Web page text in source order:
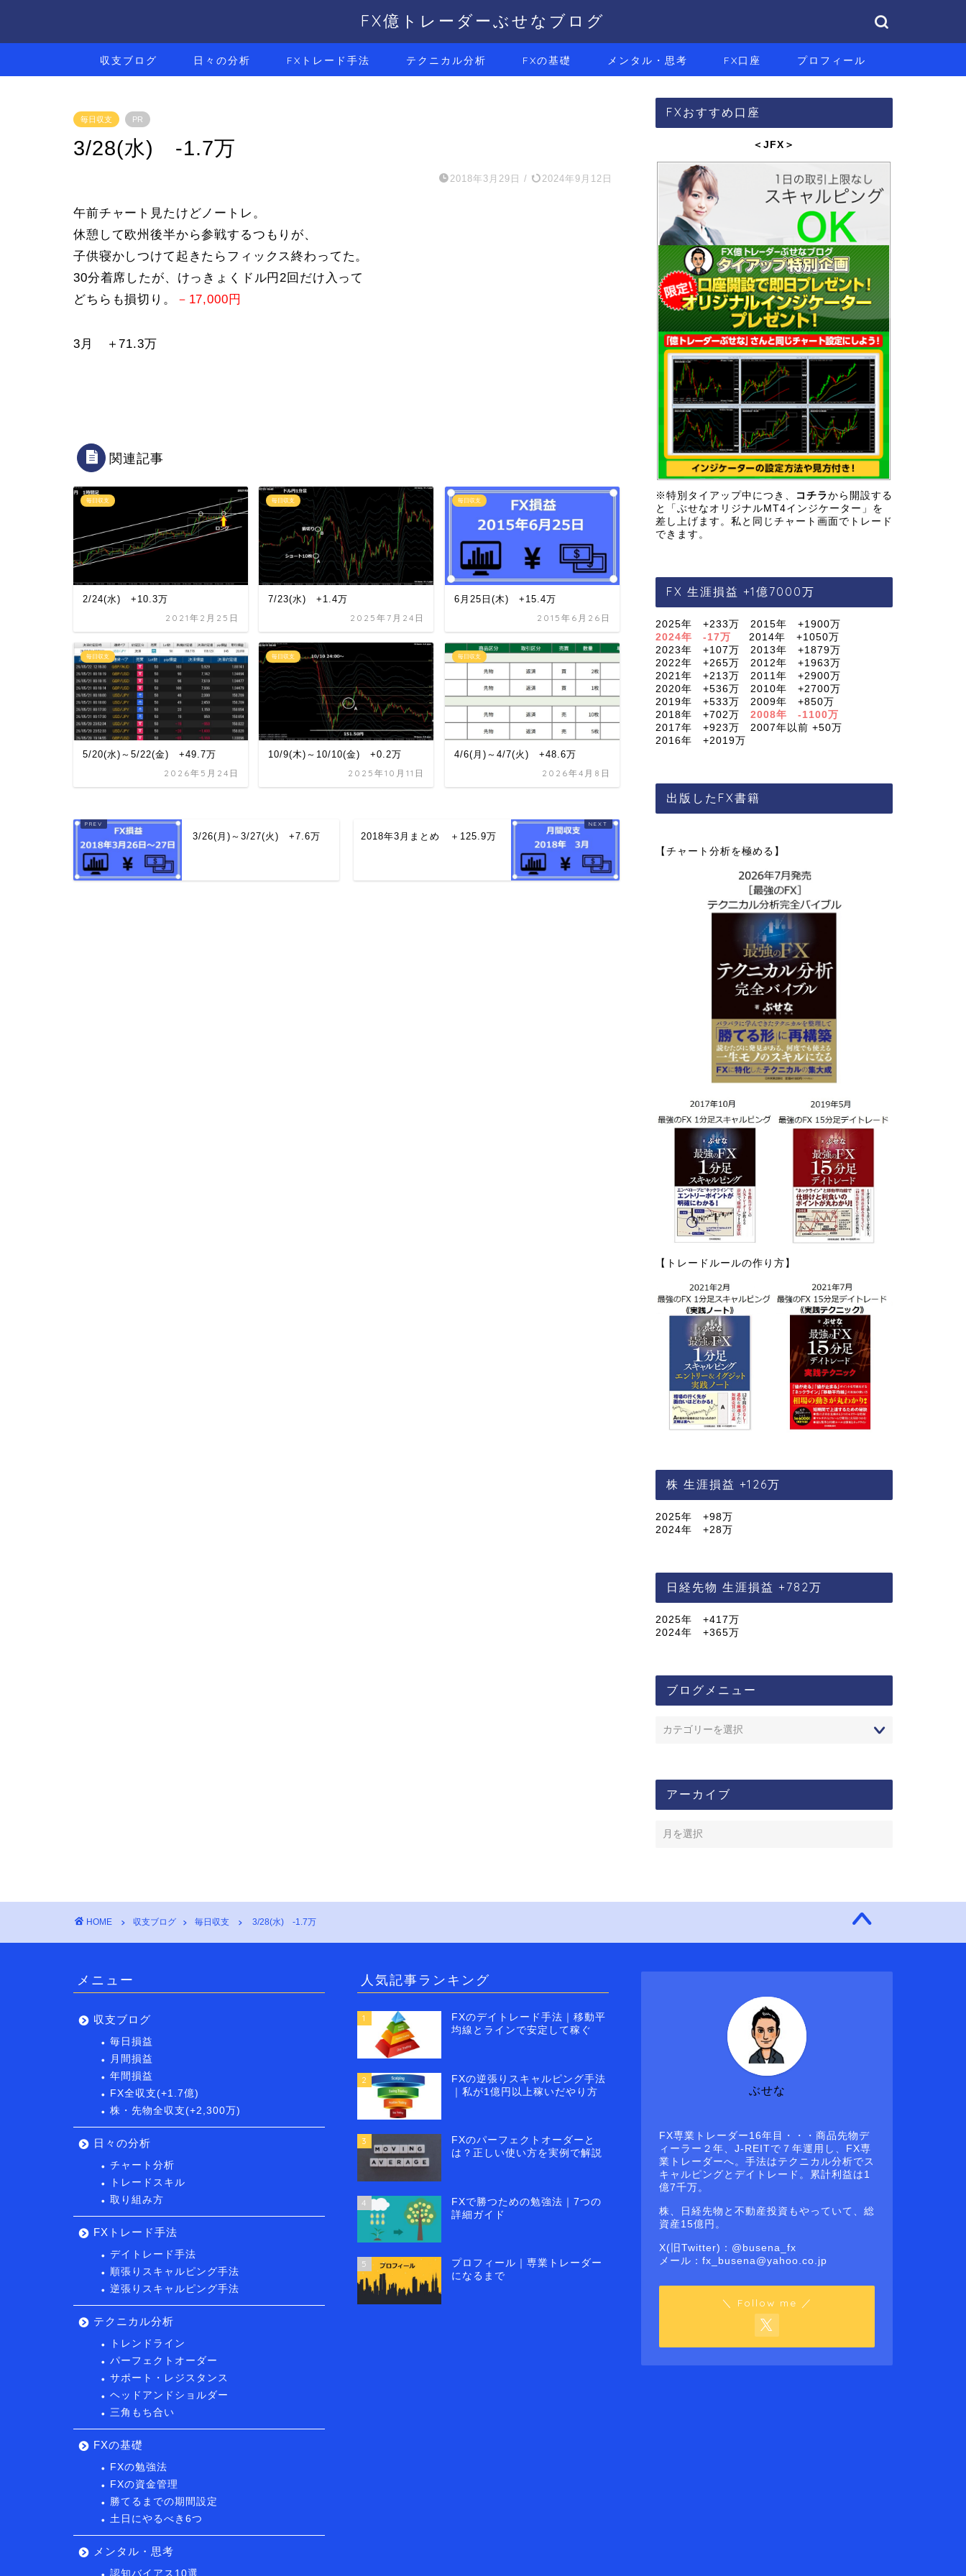
FX億トレーダーぶせなブログ
収支ブログ 日々の分析 FXトレード手法 テクニカル分析 FXの基礎 メンタル・思考 FX口座 プロフィール
毎日収支 PR
3/28(水) -1.7万
2018年3月29日 / 2024年9月12日
午前チャート見たけどノートレ。
休憩して欧州後半から参戦するつもりが、
子供寝かしつけて起きたらフィックス終わってた。
30分着席したが、けっきょくドル円2回だけ入って
どちらも損切り。
－17,000円
3月 ＋71.3万
関連記事
毎日収支
2/24(水) +10.3万
2021年2月25日
毎日収支
7/23(水) +1.4万
2025年7月24日
毎日収支
6月25日(木) +15.4万
2015年6月26日
毎日収支
5/20(水)～5/22(金) +49.7万
2026年5月24日
毎日収支
10/9(木)～10/10(金) +0.2万
2025年10月11日
毎日収支
4/6(月)～4/7(火) +48.6万
2026年4月8日
3/26(月)～3/27(火) +7.6万 2018年3月まとめ ＋125.9万
FXおすすめ口座
＜JFX ＞
※特別タイアップ中につき、 コチラから開設する
と「ぶせなオリジナルMT4インジケーター」を
差し上げます。私と同じチャート画面でトレード
できます。
FX 生涯損益 +1億7000万
2025年 +233万 2015年 +1900万
2024年 -17万
2014年 +1050万
2023年 +107万 2013年 +1879万
2022年 +265万 2012年 +1963万
2021年 +213万 2011年 +2900万
2020年 +536万 2010年 +2700万
2019年 +533万 2009年 +850万
2018年 +702万 2008年 -1100万
2017年 +923万 2007年以前 +50万
2016年 +2019万
出版したFX書籍
【チャート分析を極める】
【トレードルールの作り方】
株 生涯損益 +126万
2025年 +98万
2024年 +28万
日経先物 生涯損益 +782万
2025年 +417万
2024年 +365万
ブログメニュー
アーカイブ
HOME 収支ブログ 毎日収支 3/28(水) -1.7万
メニュー
収支ブログ
毎日損益
月間損益
年間損益
FX全収支(+1.7億)
株・先物全収支(+2,300万)
日々の分析
チャート分析
トレードスキル
取り組み方
FXトレード手法
デイトレード手法
順張りスキャルピング手法
逆張りスキャルピング手法
テクニカル分析
トレンドライン
パーフェクトオーダー
サポート・レジスタンス
ヘッドアンドショルダー
三角もち合い
FXの基礎
FXの勉強法
FXの資金管理
勝てるまでの期間設定
土日にやるべき6つ
メンタル・思考
認知バイアス10選
人気記事ランキング
1
FXのデイトレード手法｜移動平
均線とラインで安定して稼ぐ
2
FXの逆張りスキャルピング手法
｜私が1億円以上稼いだやり方
3
FXのパーフェクトオーダーと
は？正しい使い方を実例で解説
4
FXで勝つための勉強法｜7つの
詳細ガイド
5
プロフィール｜専業トレーダー
になるまで
ぶせな
FX専業トレーダー16年目・・・商品先物デ
ィーラー２年、J-REITで７年運用し、FX専
業トレーダーへ。手法はテクニカル分析でス
キャルピングとデイトレード。累計利益は1
億7千万。
株、日経先物と不動産投資もやっていて、総
資産15億円。
X(旧Twitter)：@busena_fx
メール：fx_busena@yahoo.co.jp
＼ Follow me ／